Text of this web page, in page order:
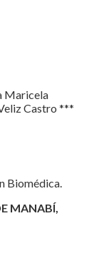
Maricela
Castro ***
Biomédica.
MANABÍ,